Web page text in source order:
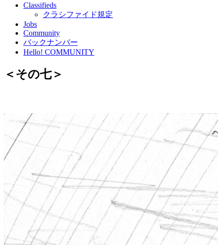
Classifieds
クラシファイド規定
Jobs
Community
バックナンバー
Hello! COMMUNITY
＜その七＞